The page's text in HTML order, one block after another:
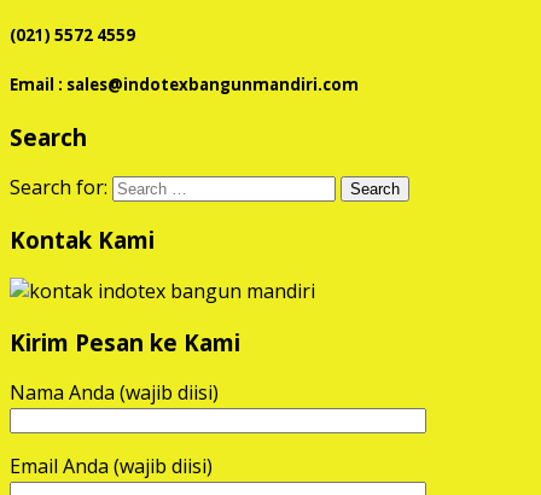
(021) 5572 4559
Email : sales@indotexbangunmandiri.com
Search
Search for:
Kontak Kami
Kirim Pesan ke Kami
Nama Anda (wajib diisi)
Email Anda (wajib diisi)